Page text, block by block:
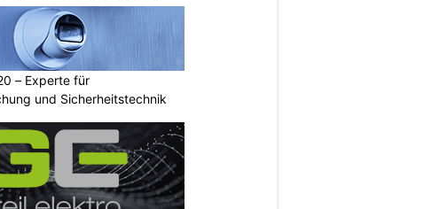
– Experte für
und Sicherheitstechnik